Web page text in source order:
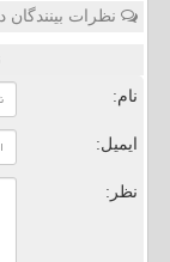
نظرات
نام:
ایمیل:
نظر: